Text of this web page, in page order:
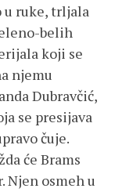
u ruke, trljala
belih
koji se
njemu
Dubravčić,
se presijava
čuje.
će Brams
Njen osmeh u